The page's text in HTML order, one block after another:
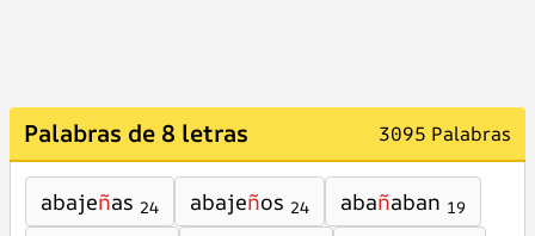
Palabras de 8 letras 3095 Palabras
abajeñas 24 abajeños 24 abañaban 19